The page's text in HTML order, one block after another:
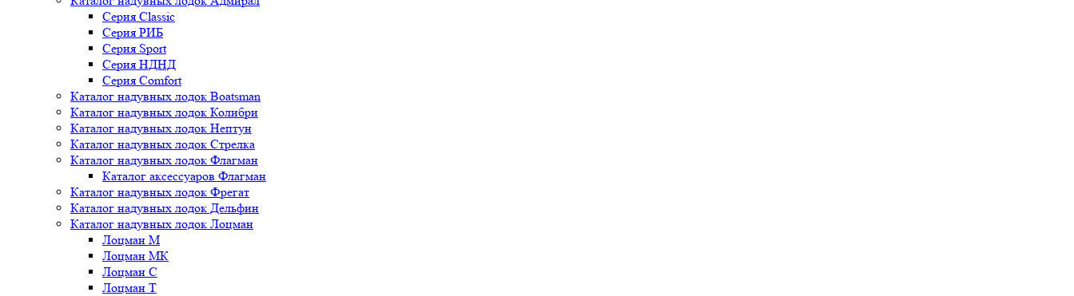
Серия Classic
Серия РИБ
Серия Sport
Серия НДНД
Серия Comfort
Каталог надувных лодок Boatsman
Каталог надувных лодок Колибри
Каталог надувных лодок Нептун
Каталог надувных лодок Стрелка
Каталог надувных лодок Флагман
Каталог аксессуаров Флагман
Каталог надувных лодок Фрегат
Каталог надувных лодок Дельфин
Каталог надувных лодок Лоцман
Лоцман М
Лоцман МК
Лоцман С
Лоцман Т